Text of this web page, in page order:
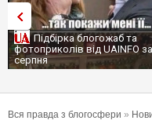
Підбірка блогожаб та
фотоприколів від UAINFO
серпня
Вся правда з блогосфери »